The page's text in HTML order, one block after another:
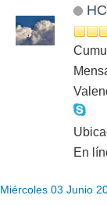
En
Miércoles 03 Junio